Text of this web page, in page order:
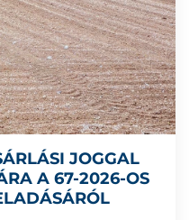
JOGGAL
A 67-2026-OS